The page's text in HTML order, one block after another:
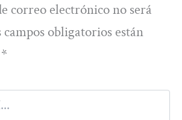
correo electrónico no será
campos obligatorios están
*